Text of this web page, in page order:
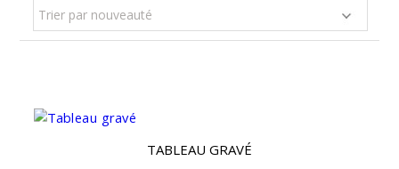
Trier par nouveauté
TABLEAU GRAVÉ